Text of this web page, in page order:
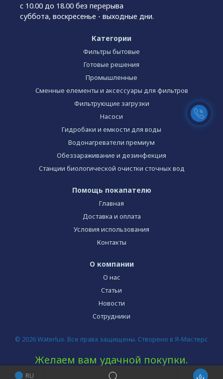
RU
с 10.00 до 18.00 без перерыва
суббота, воскресенье - выходные дни.
Категории
Фильтры бытовые
Готовые решения
Промышленные
Сменные елементы и аксессуары для фильтров
Фильтрующие загрузки
Насоси
Гидробаки и емкости для воды
Водонагреватели премиум
Обеззараживание и дезинфекция
Станции биологической очистки сточных вод
Помощь покапателю
Главная
Доставка и оплата
Условия использования
Контакты
О компании
О нас
Статьи
Новости
Сотрудники
© 2026 Waterlux. Все права защищены. Створено в Я-Мастерс
Желаем вам удачной покупки.